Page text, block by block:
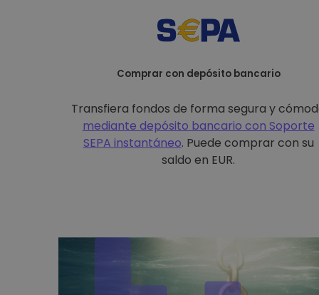
Comprar con depósito bancario
Transfiera fondos de forma segura y
mediante depósito bancario con Soporte
SEPA instantáneo. Puede comprar con su
saldo en EUR.